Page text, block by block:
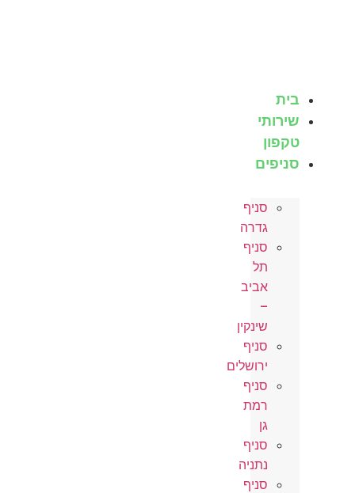
בית
שירותי
טקפון
סניפים
סניף
גדרה
סניף
תל
אביב
–
שינקין
סניף
ירושלים
סניף
רמת
גן
סניף
נתניה
סניף